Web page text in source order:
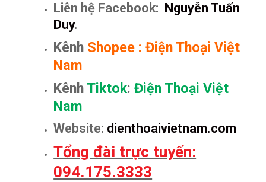
Liên hệ Facebook: Nguyễn Tuấn
Duy.
Kênh Shopee :Điện Thoại Việt
Nam
Kênh Tiktok:Điện Thoại Việt
Nam
Website: dienthoaivietnam.com
Tổng đài trực tuyến:
094.175.3333